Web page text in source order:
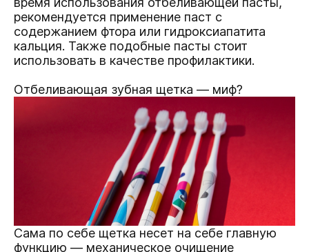
рекомендуется применение паст с
содержанием фтора или гидроксиапатита
кальция. Также подобные пасты стоит
использовать в качестве профилактики.
Отбеливающая зубная щетка — миф?
Сама по себе щетка несет на себе главную
функцию — механическое очищение